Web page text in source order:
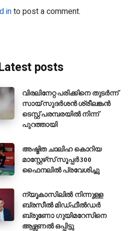
into post a comment.
posts
വിരലിനേറ്റ പരിക്കിനെ തുടർന്ന്
സായ് സുദർശൻ ശ്രീലങ്കൻ
ടെസ്റ്റ് പരമ്പരയിൽ നിന്ന്
പുറത്തായി
അഷ്മിത ചാലിഹ കൊറിയ
മാസ്റ്റേഴ്‌സ് സൂപ്പർ 300
ഫൈനലിൽ പ്രവേശിച്ചു
ന്യൂകാസിലിൽ നിന്നുള്ള
ബ്രസീൽ മിഡ്ഫീൽഡർ
ബ്രൂണോ ഗുയിമറേസിനെ
ആഴ്സണൽ ഒപ്പിട്ടു